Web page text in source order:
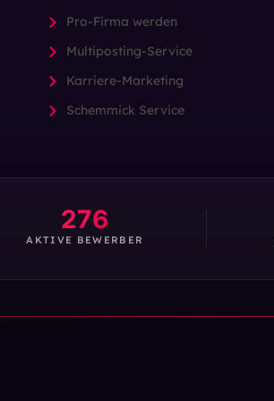
Pro-Firma werden
Multiposting-Service
Karriere-Marketing
Schemmick Service
276
AKTIVE BEWERBER